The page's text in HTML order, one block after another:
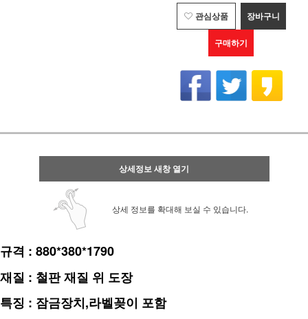
관심상품 장바구니
구매하기
상세정보 새창 열기
상세 정보를 확대해 보실 수 있습니다.
규격 : 880*380*1790
재질 : 철판 재질 위 도장
특징 : 잠금장치,라벨꽂이 포함